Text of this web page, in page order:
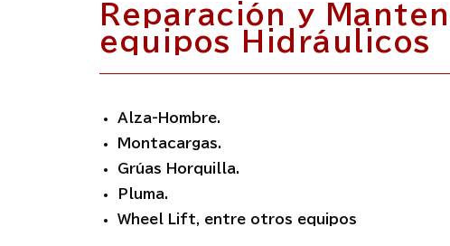
Reparación y
equipos Hidráulicos
Alza-Hombre.
Montacargas.
Grúas Horquilla.
Pluma.
Wheel Lift, entre otros equipos